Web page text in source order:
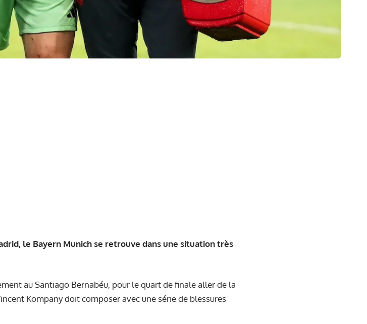
le Bayern Munich se retrouve dans une situation très
au Santiago Bernabéu, pour le quart de finale aller de la
Kompany doit composer avec une série de blessures